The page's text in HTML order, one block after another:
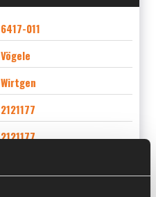
6417-011
Vögele
Wirtgen
2121177
2121177